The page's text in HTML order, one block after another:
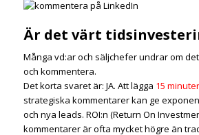
Är det värt
Många vd:ar och säljchefer undrar om
och kommentera.
Det korta svaret är: JA. Att lägga 15
strategiska kommentarer kan ge
och nya leads. ROI:n (Return On
kommentarer är ofta mycket högre än